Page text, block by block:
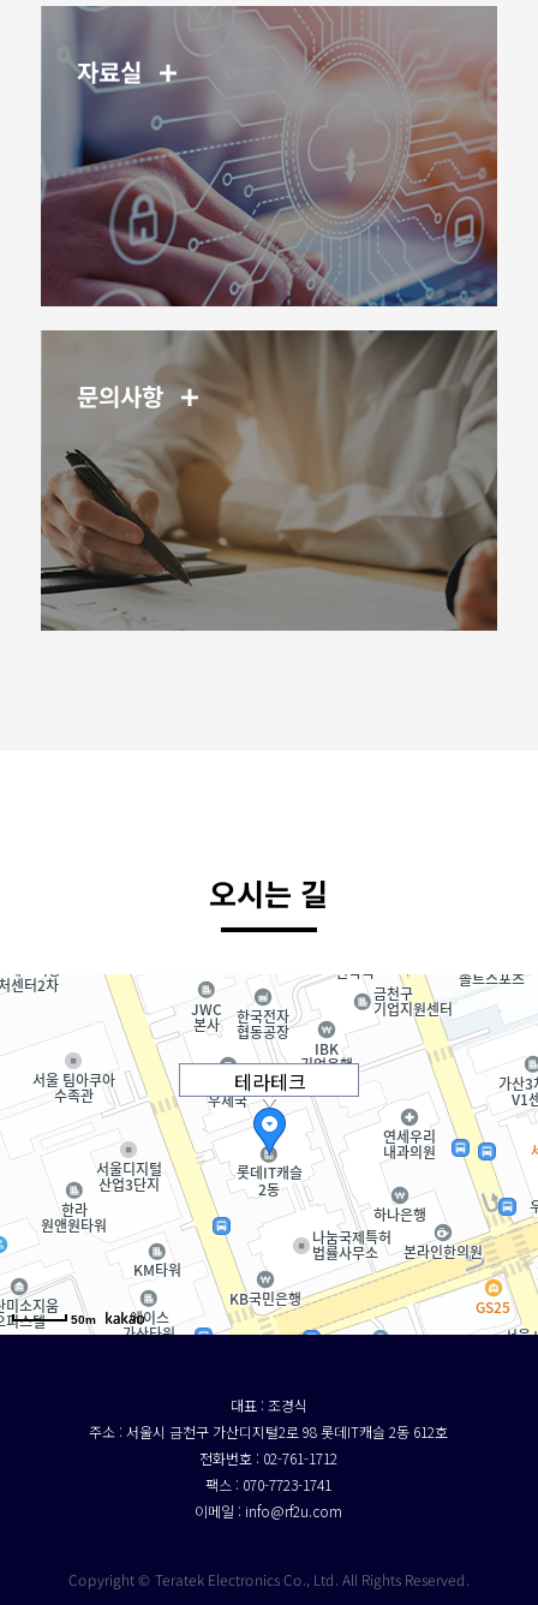
자료실
문의사항
오시는 길
테라테크
50m
대표 : 조경식
주소 : 서울시 금천구 가산디지털2로 98 롯데IT캐슬 2동 612호
전화번호 : 02-761-1712
팩스 : 070-7723-1741
이메일 : info@rf2u.com
Copyright © Teratek Electronics Co., Ltd. All Rights Reserved.